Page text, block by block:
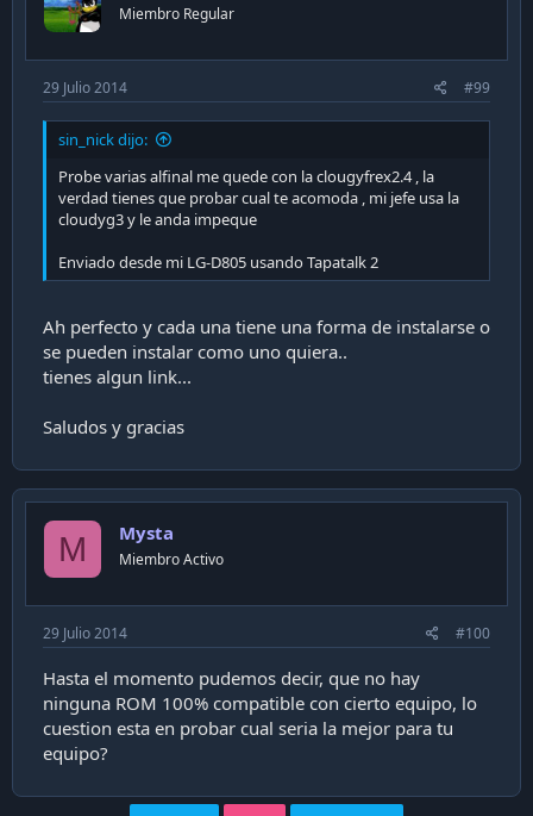
Miembro Regular
29 Julio 2014 #99
sin_nick dijo:
Probe varias alfinal me quede con la clougyfrex2.4 , la
verdad tienes que probar cual te acomoda , mi jefe usa la
cloudyg3 y le anda impeque
Enviado desde mi LG-D805 usando Tapatalk 2
Ah perfecto y cada una tiene una forma de instalarse o
se pueden instalar como uno quiera..
tienes algun link...
Saludos y gracias
M Mysta
Miembro Activo
29 Julio 2014 #100
Hasta el momento pudemos decir, que no hay
ninguna ROM 100% compatible con cierto equipo, lo
cuestion esta en probar cual seria la mejor para tu
equipo?